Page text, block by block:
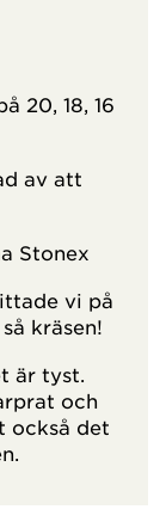
20, 18, 16
av att
Stonex
vi på
kräsen!
är tyst.
och
också det